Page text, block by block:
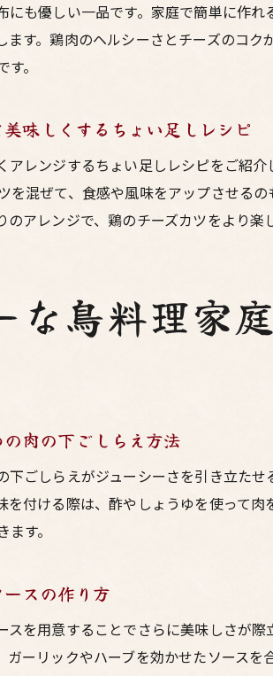
塩とこしょうだけ
素材本来の旨味を
家庭で再現！シン
とろけるチーズがたま
とろけるチーズを
チーズの選び方で変
家庭で簡単に！と
チーズの種類別！
見た目も楽しめる！
彩り豊かな副菜と
家庭でもお店の味
お家で簡単に作れ
絶品鶏のチーズカ
にも優しい一品です。家庭で簡単に作
ます。鶏肉のヘルシーさとチーズのコ
。
味しくするちょい足しレシピ
アレンジするちょい足しレシピをご紹
を混ぜて、食感や風味をアップさせる
アレンジで、鶏のチーズカツをより楽
な鳥料理家
肉の下ごしらえ方法
下ごしらえがジューシーさを引き立た
を付ける際は、酢やしょうゆを使って
す。
スの作り方
スを用意することでさらに美味しさが
ガーリックやハーブを効かせたソース